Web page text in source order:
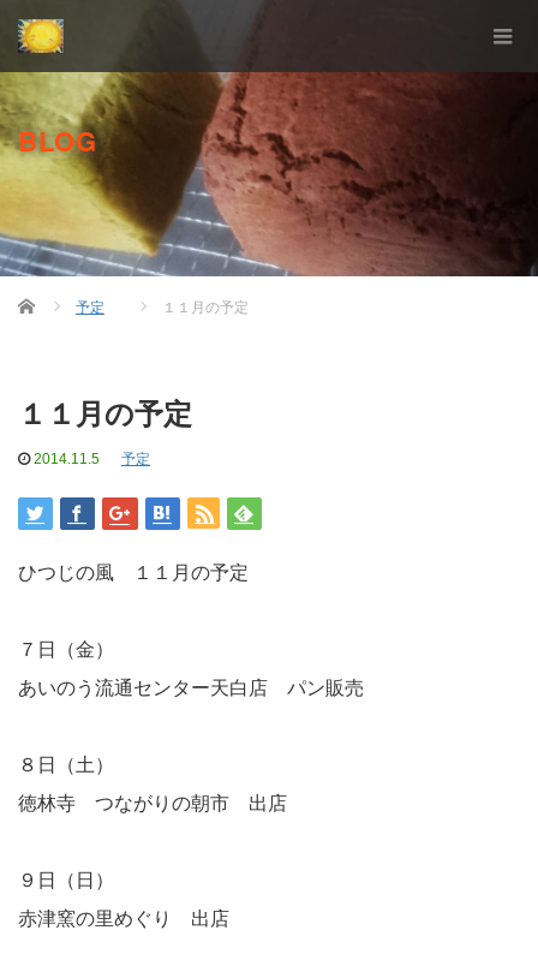
BLOG
Home 予定 １１月の予定
１１月の予定
2014.11.5 予定
ひつじの風 １１月の予定
７日（金）
あいのう流通センター天白店 パン販売
８日（土）
徳林寺 つながりの朝市 出店
９日（日）
赤津窯の里めぐり 出店